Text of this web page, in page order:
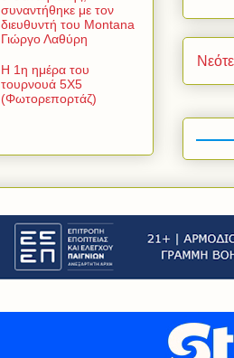
συναντήθηκε με τον
διευθυντή του Montana
Γιώργο Λαθύρη
Η 1η ημέρα του
τουρνουά 5Χ5
(Φωτορεπορτάζ)